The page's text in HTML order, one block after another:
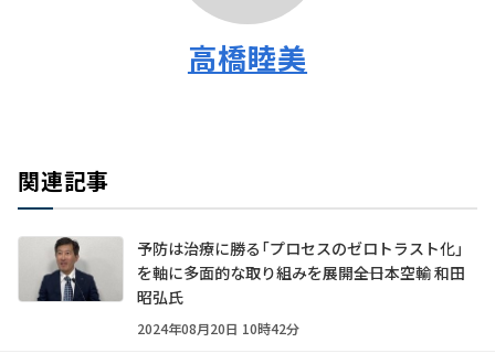
高橋睦美
関連記事
予防は治療に勝る「プロセスのゼロトラスト化」
を軸に多面的な取り組みを展開――全日本空輸 和田
昭弘氏
2024年08月20日 10時42分